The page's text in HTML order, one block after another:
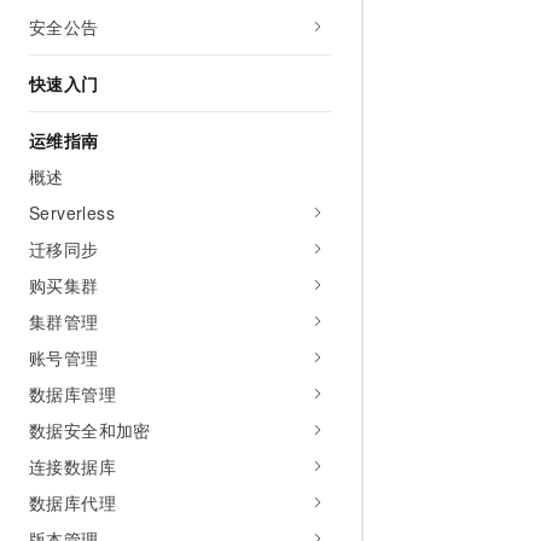
安全公告
快速入门
运维指南
概述
Serverless
迁移同步
购买集群
集群管理
账号管理
数据库管理
数据安全和加密
连接数据库
数据库代理